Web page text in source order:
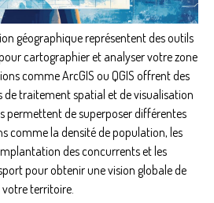
géographique représentent des outils
cartographier et analyser votre zone
comme ArcGIS ou QGIS offrent des
traitement spatial et de visualisation
permettent de superposer différentes
comme la densité de population, les
des concurrents et les
pour obtenir une vision globale de
votre territoire.